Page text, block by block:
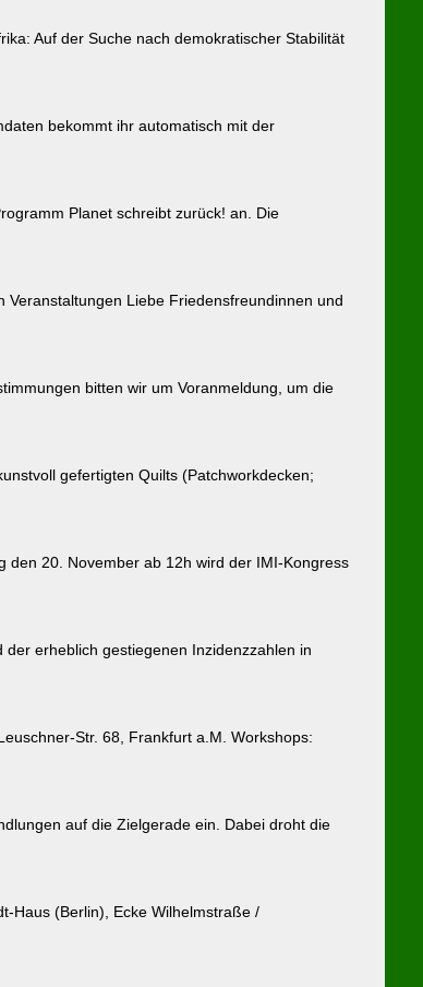
Auf der Suche nach demokratischer Stabilität
bekommt ihr automatisch mit der
Planet schreibt zurück! an. Die
Liebe Friedensfreundinnen und
bitten wir um Voranmeldung, um die
gefertigten Quilts (Patchworkdecken;
den 20. November ab 12h wird der IMI-Kongress
der erheblich gestiegenen Inzidenzzahlen in
Str. 68, Frankfurt a.M. Workshops:
auf die Zielgerade ein. Dabei droht die
Haus (Berlin), Ecke Wilhelmstraße /